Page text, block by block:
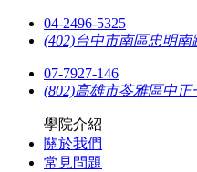
04-2496-5325
(402)台中市南區忠明南
07-7927-146
(802)高雄市苓雅區中正
學院介紹
關於我們
常見問題